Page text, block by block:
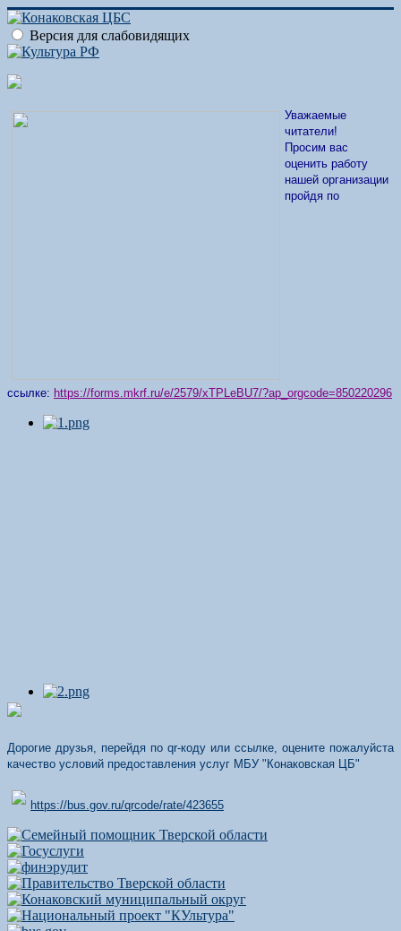
Версия для слабовидящих
Уважаемые
читатели!
Просим вас
оценить работу
нашей организации
пройдя по
ссылке: https://forms.mkrf.ru/e/2579/xTPLeBU7/?ap_orgcode=850220296
Дорогие друзья, перейдя по qr-коду или ссылке, оцените пожалуйста
качество условий предоставления услуг МБУ "Конаковская ЦБ"
https://bus.gov.ru/qrcode/rate/423655